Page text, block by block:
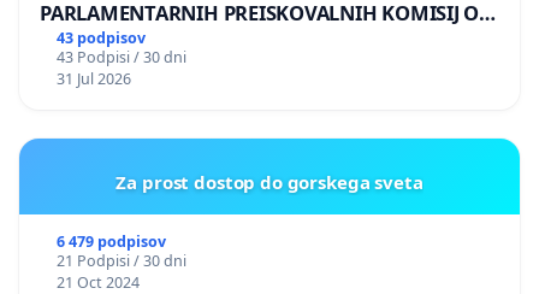
PARLAMENTARNIH PREISKOVALNIH KOMISIJ O
ILEGALNI TRGOVINI Z OROŽJEM
43 podpisov
43 Podpisi / 30 dni
31 Jul 2026
Za prost dostop do gorskega sveta
6 479 podpisov
21 Podpisi / 30 dni
21 Oct 2024